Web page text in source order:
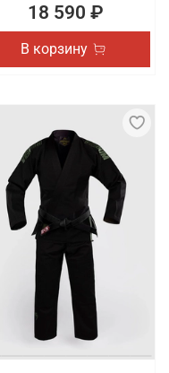
18 590 ₽
В корзину